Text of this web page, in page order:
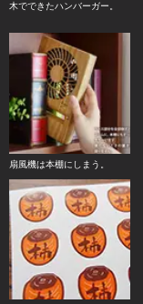
木でできたハンバーガー。
扇風機は本棚にしまう。